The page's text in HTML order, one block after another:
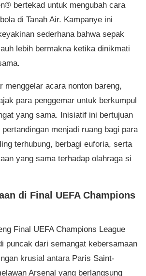
bertekad untuk mengubah cara
di Tanah Air. Kampanye ini
sederhana bahwa sepak
lebih bermakna ketika dinikmati
menggelar acara nonton bareng,
para penggemar untuk berkumpul
yang sama. Inisiatif ini bertujuan
menjadi ruang bagi para
terhubung, berbagi euforia, serta
yang sama terhadap olahraga si
di Final UEFA Champions
Final UEFA Champions League
puncak dari semangat kebersamaan
krusial antara Paris Saint-
Arsenal yang berlangsung